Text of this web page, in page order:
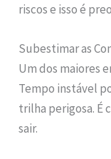
riscos e isso é
Subestimar as
Um dos maiores
Tempo instável
trilha perigosa. É
sair.